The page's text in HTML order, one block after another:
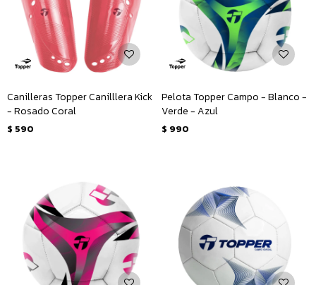
Canilleras Topper Canilllera Kick
- Rosado Coral
$ 590
Pelota Topper Campo - Blanco -
Verde - Azul
$ 990